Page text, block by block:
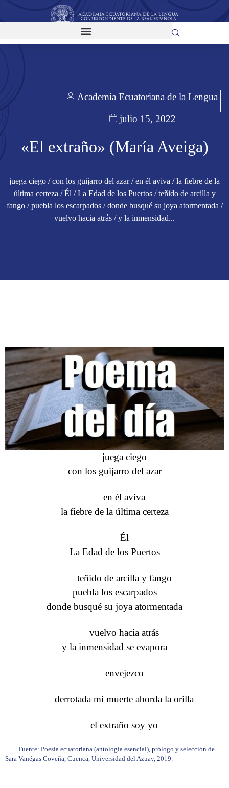
Academia Ecuatoriana de la Lengua
julio 15, 2022
«El extraño» (María Aveiga)
juega ciego / con los guijarro del azar / en él aviva / la fiebre de la
última certeza / Él / La Edad de los Puertos / teñido de arcilla y
fango / puebla los escarpados / donde busqué su joya atormentada /
vuelvo hacia atrás / y la inmensidad...
juega ciego
con los guijarro del azar
en él aviva
la fiebre de la última certeza
Él
La Edad de los Puertos
teñido de arcilla y fango
puebla los escarpados
donde busqué su joya atormentada
vuelvo hacia atrás
y la inmensidad se evapora
envejezco
derrotada mi muerte aborda la orilla
el extraño soy yo
Fuente: Poesía ecuatoriana (antología esencial), prólogo y selección de
Sara Vanégas Coveña, Cuenca, Universidad del Azuay, 2019.